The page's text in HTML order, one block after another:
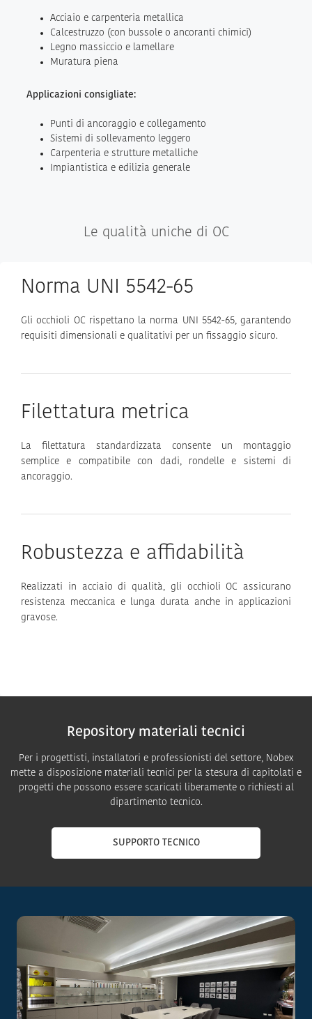
Acciaio e carpenteria metallica
Calcestruzzo (con bussole o ancoranti chimici)
Legno massiccio e lamellare
Muratura piena
Applicazioni consigliate:
Punti di ancoraggio e collegamento
Sistemi di sollevamento leggero
Carpenteria e strutture metalliche
Impiantistica e edilizia generale
Le qualità uniche di OC
Norma UNI 5542-65
Gli occhioli OC rispettano la norma UNI 5542-65, garantendo
requisiti dimensionali e qualitativi per un fissaggio sicuro.
Filettatura metrica
La filettatura standardizzata consente un montaggio
semplice e compatibile con dadi, rondelle e sistemi di
ancoraggio.
Robustezza e affidabilità
Realizzati in acciaio di qualità, gli occhioli OC assicurano
resistenza meccanica e lunga durata anche in applicazioni
gravose.
Repository materiali tecnici
Per i progettisti, installatori e professionisti del settore, Nobex
mette a disposizione materiali tecnici per la stesura di capitolati e
progetti che possono essere scaricati liberamente o richiesti al
dipartimento tecnico.
SUPPORTO TECNICO